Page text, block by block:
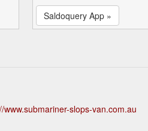
Saldoquery App »
www.submariner-slops-van.com.au